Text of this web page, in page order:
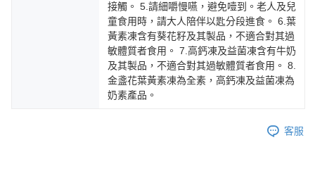
接觸。 5.請細嚼慢嚥，避免噎到。老人及兒
童食用時，請大人陪伴以匙分段進食。 6.葉
黃素凍含有葵花籽及其製品，不適合對其過
敏體質者食用。 7.高鈣凍及益菌凍含有牛奶
及其製品，不適合對其過敏體質者食用。 8.
金盞花葉黃素凍為全素，高鈣凍及益菌凍為
奶素產品。
客服